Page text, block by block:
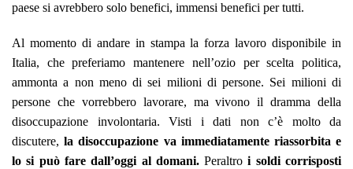
paese si avrebbero solo benefici, immensi benefici per tutti.
Al momento di andare in stampa la forza lavoro disponibile in
Italia, che preferiamo mantenere nell’ozio per scelta politica,
ammonta a non meno di sei milioni di persone. Sei milioni di
persone che vorrebbero lavorare, ma vivono il dramma della
disoccupazione involontaria. Visti i dati non c’è molto da
discutere, la disoccupazione va immediatamente riassorbita e
lo si può fare dall’oggi al domani.Peraltroi soldi corrisposti